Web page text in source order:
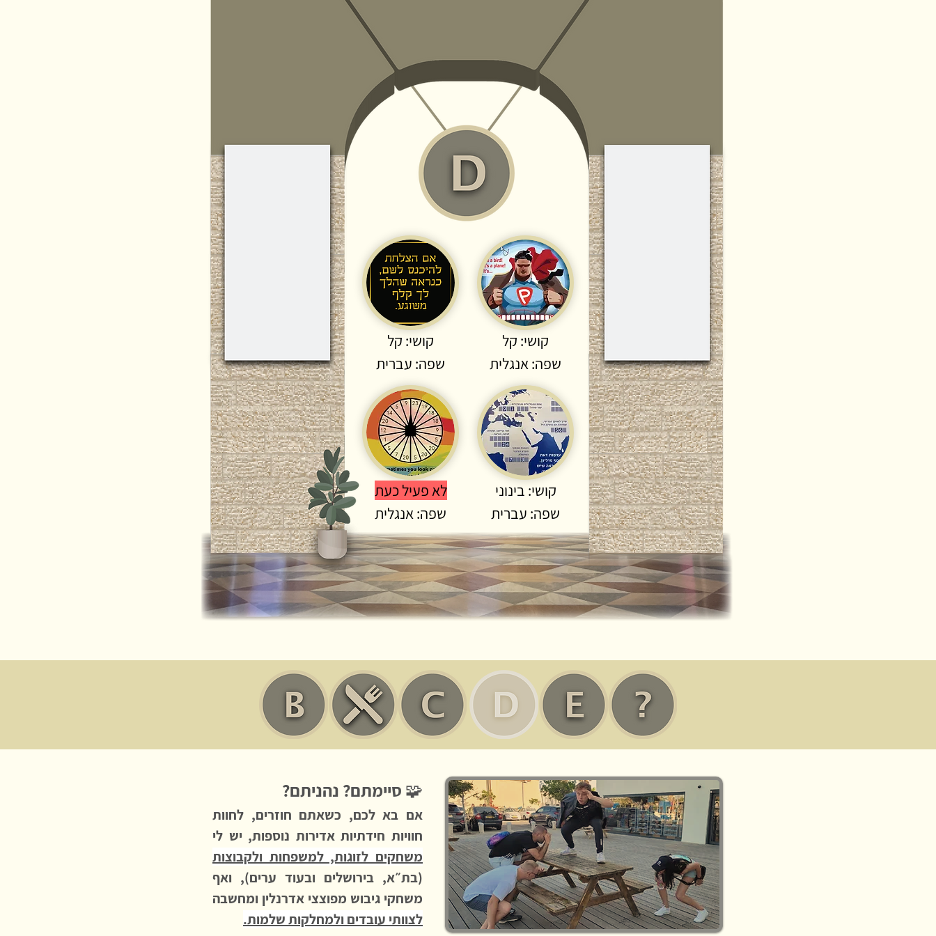
קושי: קל
שפה: אנגלית
קושי: קל
שפה: עברית
קושי: בינוני
שפה: עברית
לא פעיל כעת
שפה: אנגלית
🧩 סיימתם? נהניתם?
אם בא לכם, כשאתם חוזרים, לחוות
חוויות חידתיות אדירות נוספות, יש לי
משחקים לזוגות, למשפחות ולקבוצות
(בת״א, בירושלים ובעוד ערים), ואף
משחקי גיבוש מפוצצי אדרנלין ומחשבה
לצוותי עובדים ולמחלקות שלמות.